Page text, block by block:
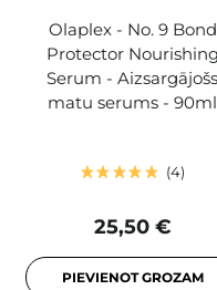
Olaplex - No. 9 Bond
Protector Nourishing
Serum - Aizsargājošs
matu serums - 90ml
4
25,50 €
PIEVIENOT GROZAM